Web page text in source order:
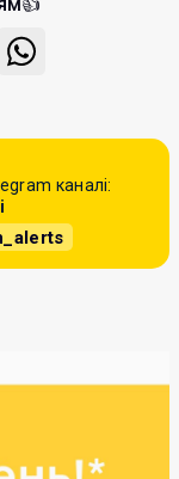
каналі: